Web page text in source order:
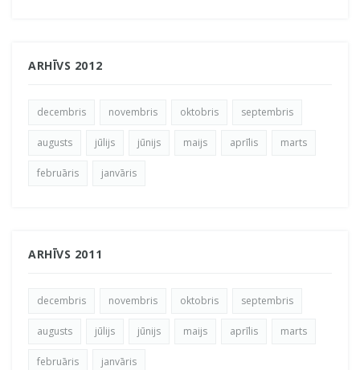
ARHĪVS 2012
decembris novembris oktobris septembris
augusts jūlijs jūnijs maijs aprīlis marts
februāris janvāris
ARHĪVS 2011
decembris novembris oktobris septembris
augusts jūlijs jūnijs maijs aprīlis marts
februāris janvāris